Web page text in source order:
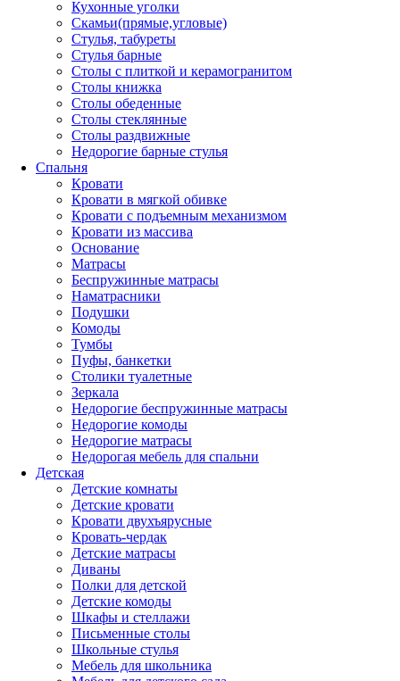
Кухонные уголки
Скамьи(прямые,угловые)
Стулья, табуреты
Стулья барные
Столы с плиткой и керамогранитом
Столы книжка
Столы обеденные
Столы стеклянные
Столы раздвижные
Недорогие барные стулья
Спальня
Кровати
Кровати в мягкой обивке
Кровати с подъемным механизмом
Кровати из массива
Основание
Матрасы
Беспружинные матрасы
Наматрасники
Подушки
Комоды
Тумбы
Пуфы, банкетки
Столики туалетные
Зеркала
Недорогие беспружинные матрасы
Недорогие комоды
Недорогие матрасы
Недорогая мебель для спальни
Детская
Детские комнаты
Детские кровати
Кровати двухъярусные
Кровать-чердак
Детские матрасы
Диваны
Полки для детской
Детские комоды
Шкафы и стеллажи
Письменные столы
Школьные стулья
Мебель для школьника